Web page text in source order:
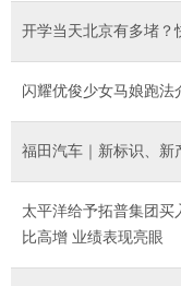
开学当天北京有多堵？
闪耀优俊少女马娘跑法
福田汽车｜新标识、新
太平洋给予拓普集团买
比高增 业绩表现亮眼